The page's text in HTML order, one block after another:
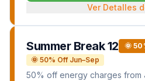
Ver Detalles
Summer Break 12
🌞
🌞 50% Off Jun–Sep
50% off energy charges from